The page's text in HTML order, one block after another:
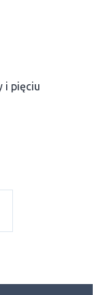
i pięciu